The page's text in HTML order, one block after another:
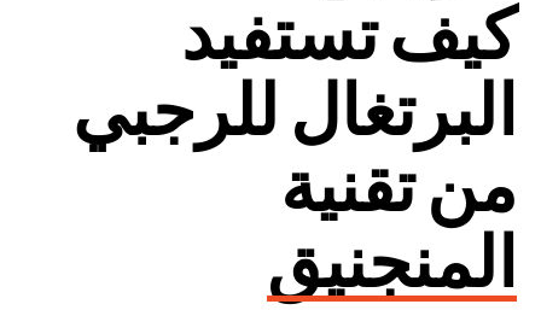
كيف تستفيد
البرتغال للرجبي
من تقنية
المنجنيق